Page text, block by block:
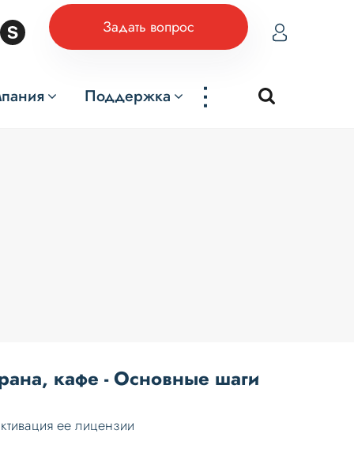
Задать вопрос
Поддержка ...
кафе - Основные шаги
ее лицензии